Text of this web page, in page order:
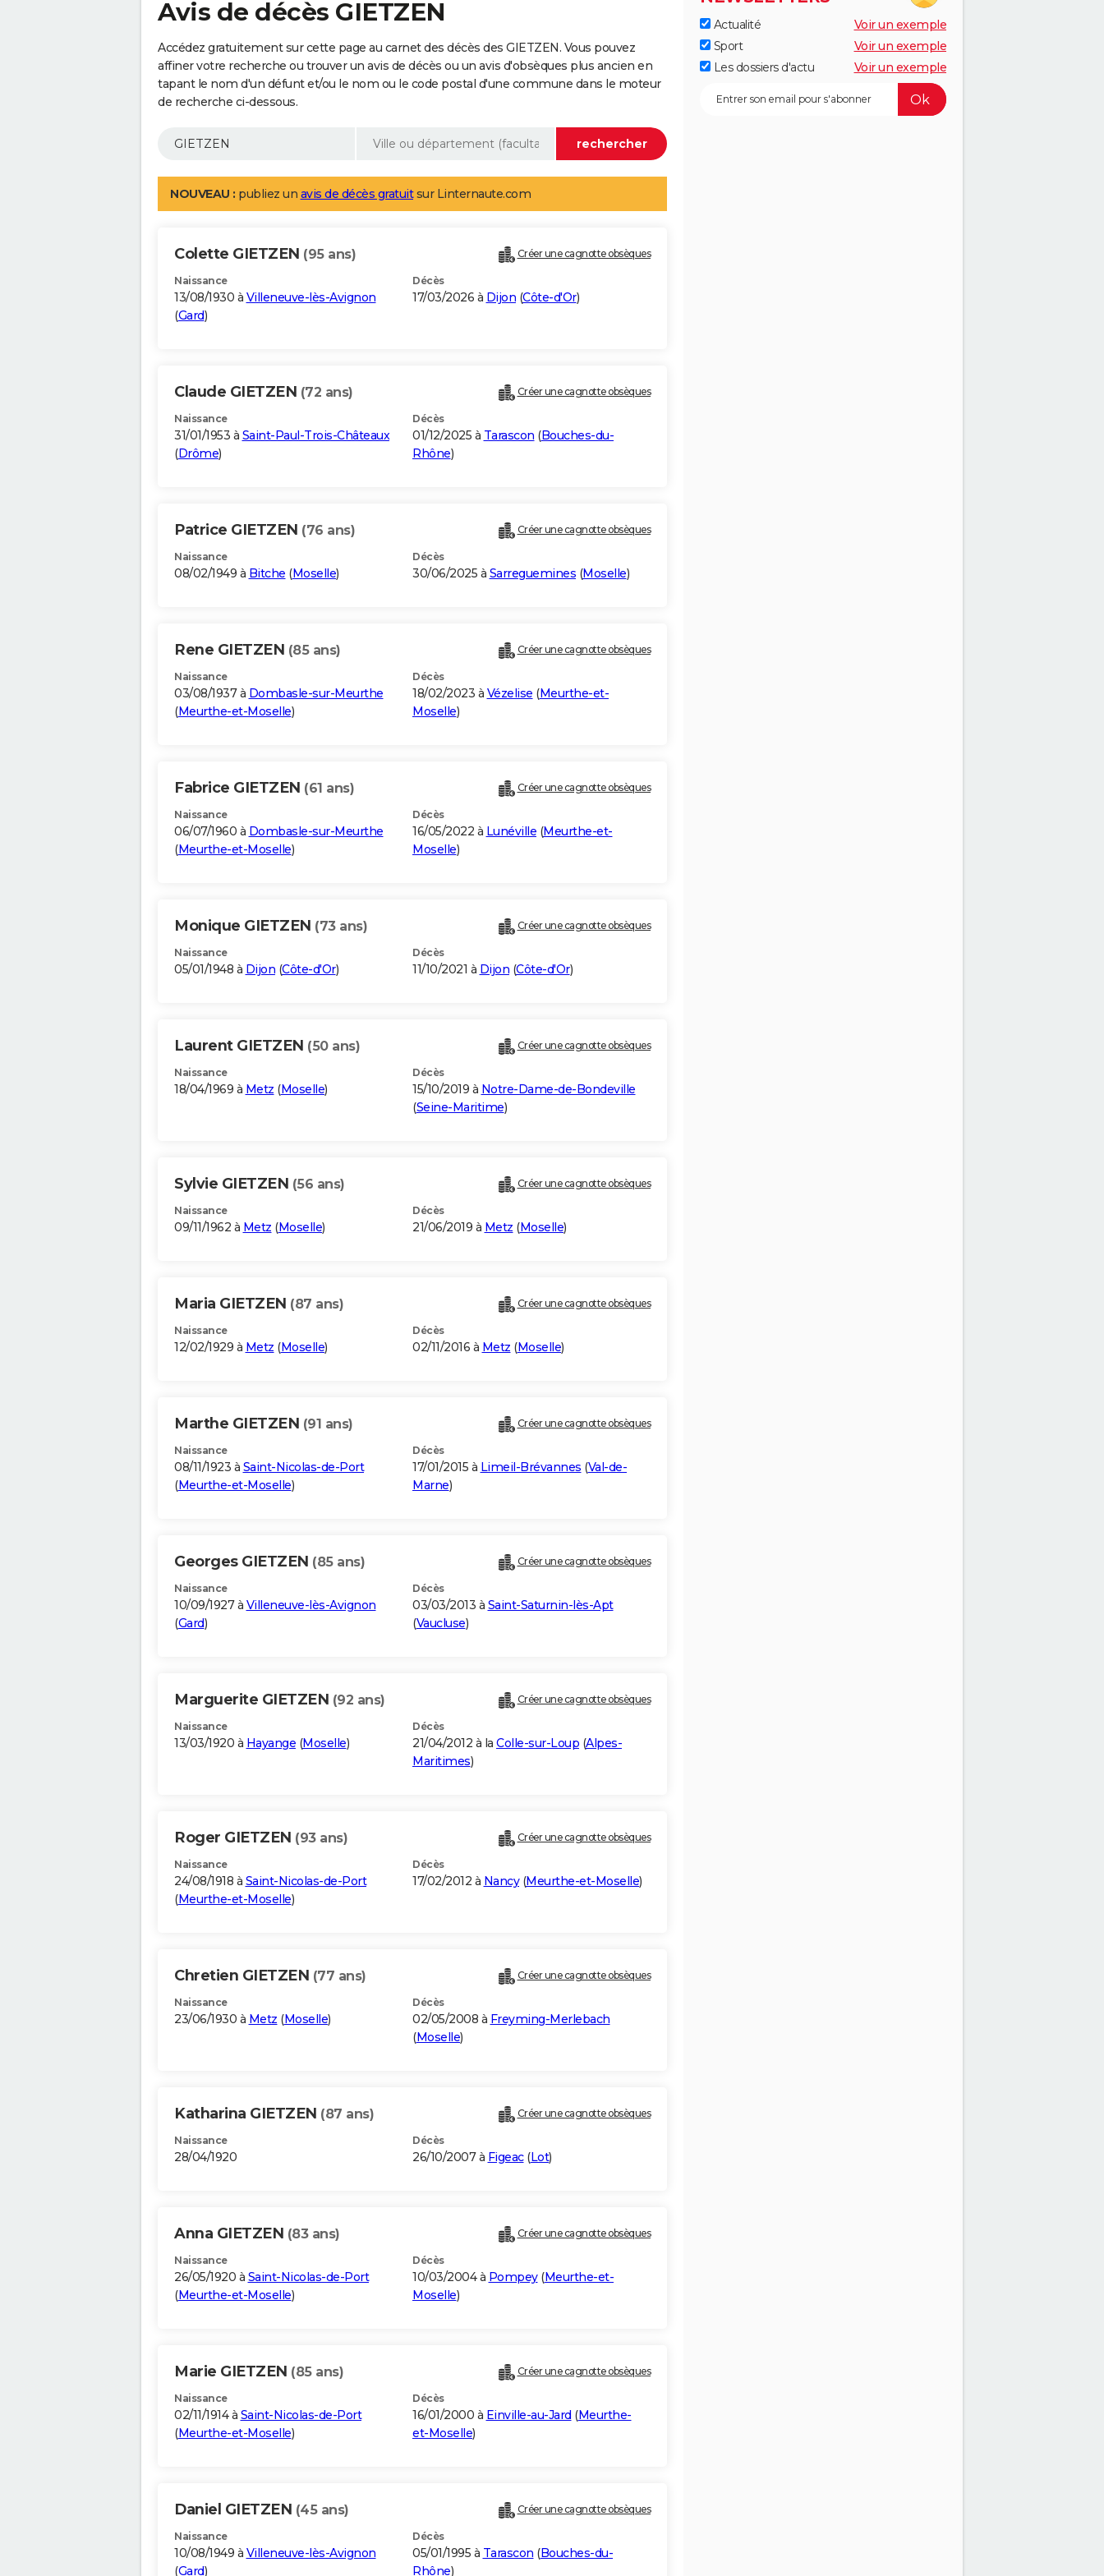
Avis de décès GIETZEN
Accédez gratuitement sur cette page au carnet des décès des GIETZEN. Vous pouvez
affiner votre recherche ou trouver un avis de décès ou un avis d'obsèques plus ancien en
tapant le nom d'un défunt et/ou le nom ou le code postal d'une commune dans le moteur
de recherche ci-dessous.
NOUVEAU : publiez un avis de décès gratuitsur Linternaute.com
Colette GIETZEN (95 ans) Créer une cagnotte obsèques
Naissance
13/08/1930 à Villeneuve-lès-Avignon
(Gard)
Décès
17/03/2026 à Dijon (Côte-d'Or)
Claude GIETZEN (72 ans) Créer une cagnotte obsèques
Naissance
31/01/1953 à Saint-Paul-Trois-Châteaux
(Drôme)
Décès
01/12/2025 à Tarascon (Bouches-du-
Rhône)
Patrice GIETZEN (76 ans) Créer une cagnotte obsèques
Naissance
08/02/1949 à Bitche (Moselle)
Décès
30/06/2025 à Sarreguemines (Moselle)
Rene GIETZEN (85 ans) Créer une cagnotte obsèques
Naissance
03/08/1937 à Dombasle-sur-Meurthe
(Meurthe-et-Moselle)
Décès
18/02/2023 à Vézelise (Meurthe-et-
Moselle)
Fabrice GIETZEN (61 ans) Créer une cagnotte obsèques
Naissance
06/07/1960 à Dombasle-sur-Meurthe
(Meurthe-et-Moselle)
Décès
16/05/2022 à Lunéville (Meurthe-et-
Moselle)
Monique GIETZEN (73 ans) Créer une cagnotte obsèques
Naissance
05/01/1948 à Dijon (Côte-d'Or)
Décès
11/10/2021 à Dijon (Côte-d'Or)
Laurent GIETZEN (50 ans) Créer une cagnotte obsèques
Naissance
18/04/1969 à Metz (Moselle)
Décès
15/10/2019 à Notre-Dame-de-Bondeville
(Seine-Maritime)
Sylvie GIETZEN (56 ans) Créer une cagnotte obsèques
Naissance
09/11/1962 à Metz (Moselle)
Décès
21/06/2019 à Metz (Moselle)
Maria GIETZEN (87 ans) Créer une cagnotte obsèques
Naissance
12/02/1929 à Metz (Moselle)
Décès
02/11/2016 à Metz (Moselle)
Marthe GIETZEN (91 ans) Créer une cagnotte obsèques
Naissance
08/11/1923 à Saint-Nicolas-de-Port
(Meurthe-et-Moselle)
Décès
17/01/2015 à Limeil-Brévannes (Val-de-
Marne)
Georges GIETZEN (85 ans) Créer une cagnotte obsèques
Naissance
10/09/1927 à Villeneuve-lès-Avignon
(Gard)
Décès
03/03/2013 à Saint-Saturnin-lès-Apt
(Vaucluse)
Marguerite GIETZEN (92 ans) Créer une cagnotte obsèques
Naissance
13/03/1920 à Hayange (Moselle)
Décès
21/04/2012 à la Colle-sur-Loup (Alpes-
Maritimes)
Roger GIETZEN (93 ans) Créer une cagnotte obsèques
Naissance
24/08/1918 à Saint-Nicolas-de-Port
(Meurthe-et-Moselle)
Décès
17/02/2012 à Nancy(Meurthe-et-Moselle)
Chretien GIETZEN (77 ans) Créer une cagnotte obsèques
Naissance
23/06/1930 à Metz (Moselle)
Décès
02/05/2008 à Freyming-Merlebach
(Moselle)
Katharina GIETZEN (87 ans) Créer une cagnotte obsèques
Naissance
28/04/1920
Décès
26/10/2007 à Figeac(Lot)
Anna GIETZEN (83 ans) Créer une cagnotte obsèques
Naissance
26/05/1920 à Saint-Nicolas-de-Port
(Meurthe-et-Moselle)
Décès
10/03/2004 à Pompey(Meurthe-et-
Moselle)
Marie GIETZEN (85 ans) Créer une cagnotte obsèques
Naissance
02/11/1914 à Saint-Nicolas-de-Port
(Meurthe-et-Moselle)
Décès
16/01/2000 à Einville-au-Jard (Meurthe-
et-Moselle)
Daniel GIETZEN (45 ans) Créer une cagnotte obsèques
Naissance
10/08/1949 à Villeneuve-lès-Avignon
(Gard)
Décès
05/01/1995 à Tarascon (Bouches-du-
Rhône)
Actualité
Voir un exemple
Sport
Voir un exemple
Les dossiers d'actu
Voir un exemple